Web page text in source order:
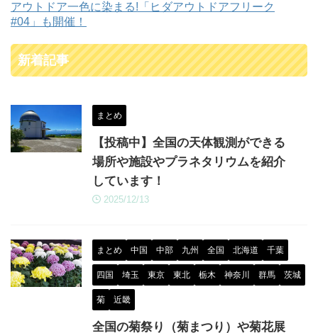
アウトドア一色に染まる!「ヒダアウトドアフリーク
#04」も開催！
新着記事
まとめ
【投稿中】全国の天体観測ができる
場所や施設やプラネタリウムを紹介
しています！
2025/12/13
まとめ 中国 中部 九州 全国 北海道 千葉
四国 埼玉 東京 東北 栃木 神奈川 群馬 茨城
菊 近畿
全国の菊祭り（菊まつり）や菊花展